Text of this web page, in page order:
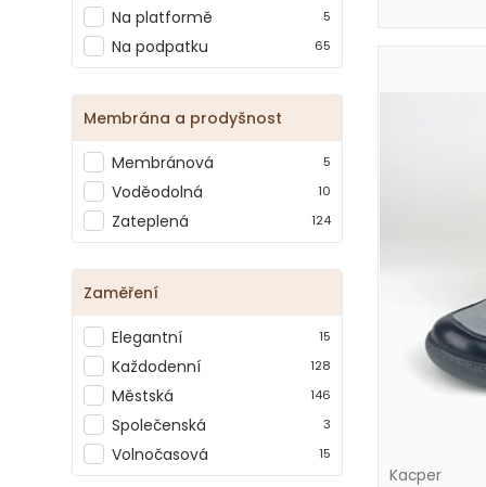
Kacper
Na platformě 5
Na podpatku 65
Membrána a prodyšnost
Membránová 5
Voděodolná 10
Zateplená 124
Zaměření
Elegantní 15
Každodenní 128
Městská 146
Společenská 3
Volnočasová 15